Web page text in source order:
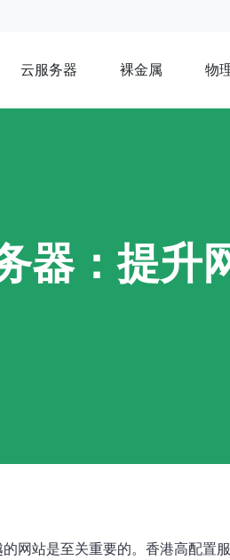
云服务器 裸金属 物
器：提升
网站是至关重要的。香港高配